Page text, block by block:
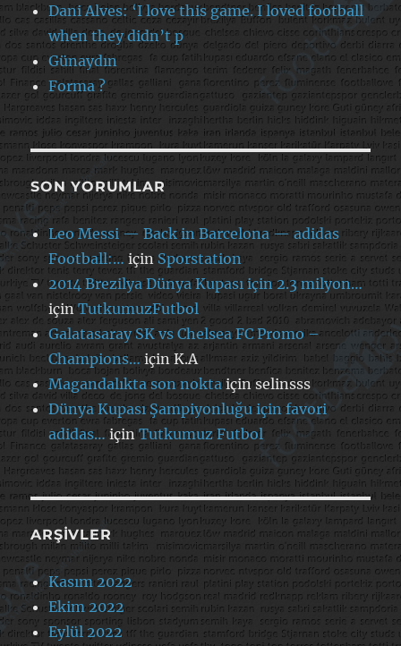
Dani Alves: ‘I love this game. I loved football
when they didn’t p
Günaydın
Forma ?
SON YORUMLAR
Leo Messi — Back in Barcelona — adidas
Football:… için Sporstation
2014 Brezilya Dünya Kupası için 2.3 milyon…
içinTutkumuzFutbol
Galatasaray SK vs Chelsea FC Promo –
Champions…içinK.A
Magandalıkta son noktaiçinselinsss
Dünya Kupası Şampiyonluğu için favori
adidas…içinTutkumuz Futbol
ARŞIVLER
Kasım 2022
Ekim 2022
Eylül 2022